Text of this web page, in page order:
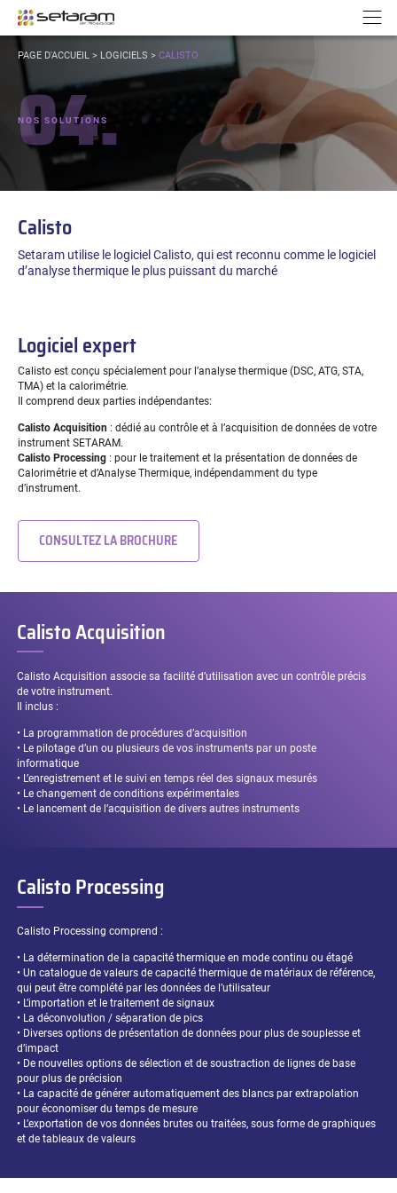
Aller au contenu
VOUS
PAGE D'ACCUEIL> LOGICIELS > CALISTO
04.
NOS SOLUTIONS
Calisto
Setaram utilise le logiciel Calisto, qui est reconnu comme le logiciel
d’analyse thermique le plus puissant du marché
Logiciel expert
Calisto est conçu spécialement pour l’analyse thermique (DSC, ATG, STA,
TMA) et la calorimétrie.
Il comprend deux parties indépendantes:
Calisto Acquisition : dédié au contrôle et à l’acquisition de données de votre
instrument SETARAM.
Calisto Processing : pour le traitement et la présentation de données de
Calorimétrie et d’Analyse Thermique, indépendamment du type
d’instrument.
CONSULTEZ LA BROCHURE
Calisto Acquisition
Calisto Acquisition associe sa facilité d’utilisation avec un contrôle précis
de votre instrument.
Il inclus :
• La programmation de procédures d’acquisition
• Le pilotage d’un ou plusieurs de vos instruments par un poste
informatique
• L’enregistrement et le suivi en temps réel des signaux mesurés
• Le changement de conditions expérimentales
• Le lancement de l’acquisition de divers autres instruments
Calisto Processing
Calisto Processing comprend :
• La détermination de la capacité thermique en mode continu ou étagé
• Un catalogue de valeurs de capacité thermique de matériaux de référence,
qui peut être complété par les données de l’utilisateur
• L’importation et le traitement de signaux
• La déconvolution / séparation de pics
• Diverses options de présentation de données pour plus de souplesse et
d’impact
• De nouvelles options de sélection et de soustraction de lignes de base
pour plus de précision
• La capacité de générer automatiquement des blancs par extrapolation
pour économiser du temps de mesure
• L’exportation de vos données brutes ou traitées, sous forme de graphiques
et de tableaux de valeurs
Panneau de gestion des cookies